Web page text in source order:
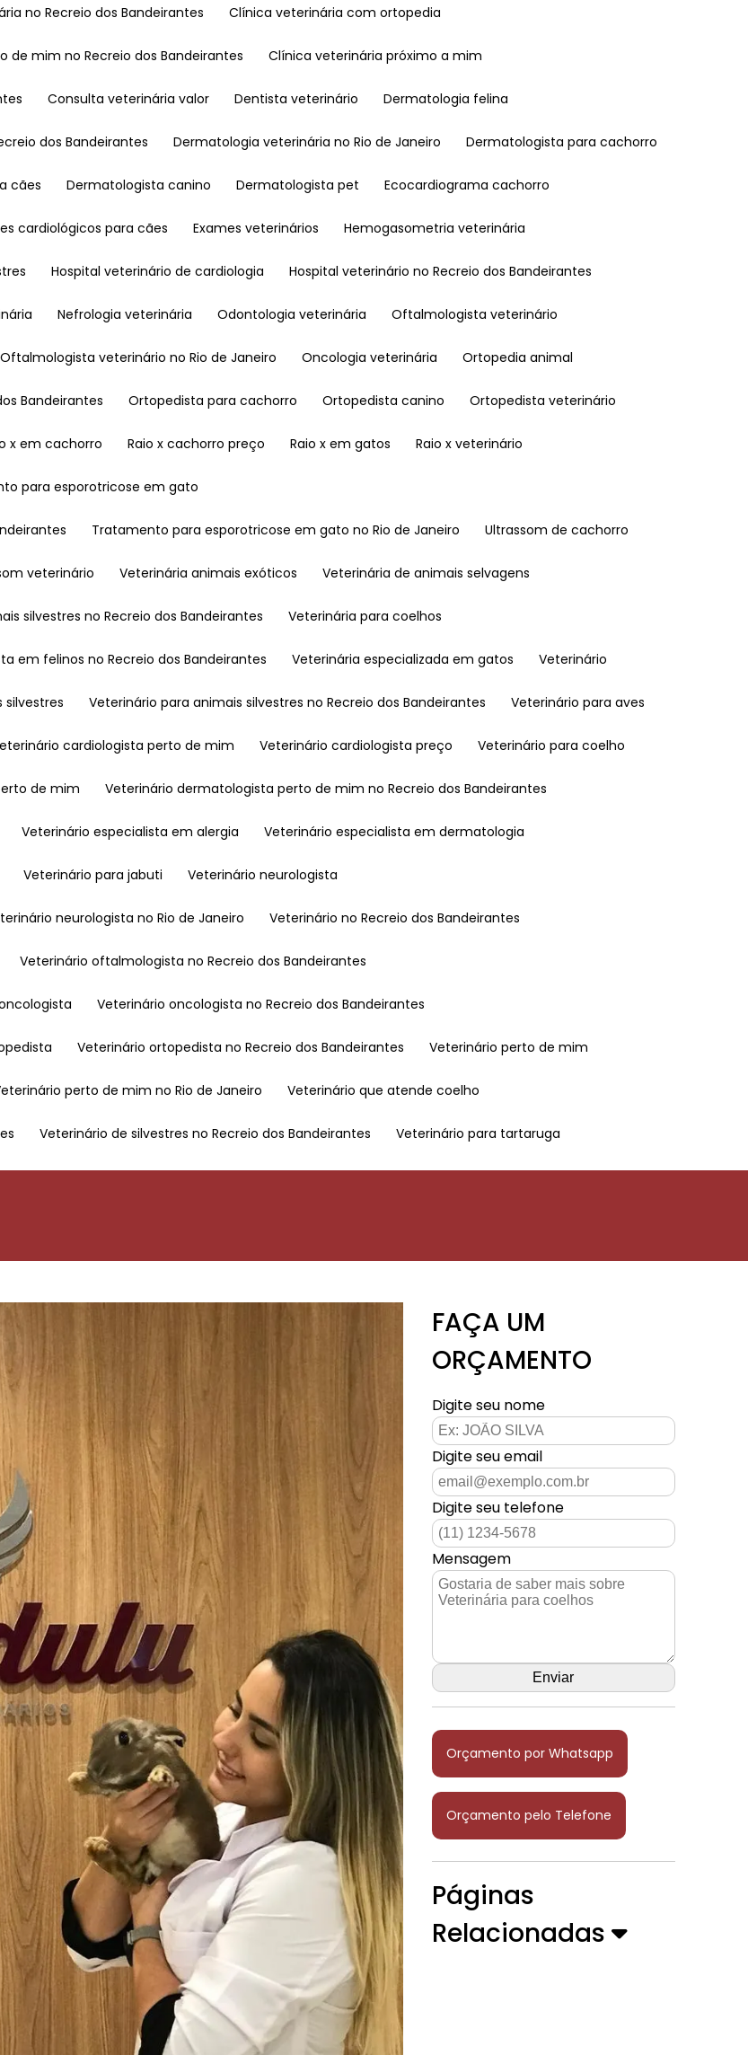
no Recreio dos Bandeirantes Clínica veterinária com ortopedia
de mim no Recreio dos Bandeirantes Clínica veterinária próximo a mim
Consulta veterinária valor Dentista veterinário Dermatologia felina
dos Bandeirantes Dermatologia veterinária no Rio de Janeiro Dermatologista para cachorro
cães Dermatologista canino Dermatologista pet Ecocardiograma cachorro
cardiológicos para cães Exames veterinários Hemogasometria veterinária
Hospital veterinário de cardiologia Hospital veterinário no Recreio dos Bandeirantes
Nefrologia veterinária Odontologia veterinária Oftalmologista veterinário
Oftalmologista veterinário no Rio de Janeiro Oncologia veterinária Ortopedia animal
Bandeirantes Ortopedista para cachorro Ortopedista canino Ortopedista veterinário
x em cachorro Raio x cachorro preço Raio x em gatos Raio x veterinário
para esporotricose em gato
Tratamento para esporotricose em gato no Rio de Janeiro Ultrassom de cachorro
veterinário Veterinária animais exóticos Veterinária de animais selvagens
silvestres no Recreio dos Bandeirantes Veterinária para coelhos
em felinos no Recreio dos Bandeirantes Veterinária especializada em gatos Veterinário
silvestres Veterinário para animais silvestres no Recreio dos Bandeirantes Veterinário para aves
Veterinário cardiologista perto de mim Veterinário cardiologista preço Veterinário para coelho
de mim Veterinário dermatologista perto de mim no Recreio dos Bandeirantes
Veterinário especialista em alergia Veterinário especialista em dermatologia
Veterinário para jabuti Veterinário neurologista
neurologista no Rio de Janeiro Veterinário no Recreio dos Bandeirantes
Veterinário oftalmologista no Recreio dos Bandeirantes
Veterinário oncologista no Recreio dos Bandeirantes
Veterinário ortopedista no Recreio dos Bandeirantes Veterinário perto de mim
Veterinário perto de mim no Rio de Janeiro Veterinário que atende coelho
Veterinário de silvestres no Recreio dos Bandeirantes Veterinário para tartaruga
FAÇA UM
ORÇAMENTO
Digite seu nome
Digite seu email
Digite seu telefone
Mensagem
Orçamento por Whatsapp
Orçamento pelo Telefone
Páginas
Relacionadas